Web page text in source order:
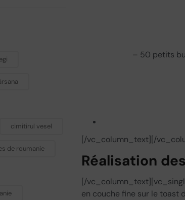
– 50 petits
[/vc_column_text][/
Réalisation
[/
en couche fine sur le toast
cimitirul vesel
de roumanie